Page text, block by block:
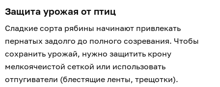
Защита урожая от птиц
Сладкие сорта рябины начинают привлекать
пернатых задолго до полного созревания. Чтобы
сохранить урожай, нужно защитить крону
мелкоячеистой сеткой или использовать
отпугиватели (блестящие ленты, трещотки).